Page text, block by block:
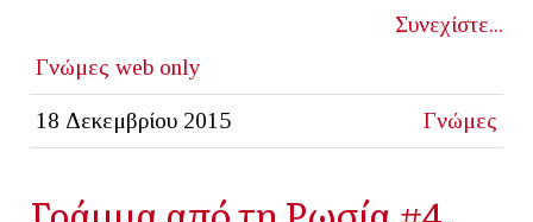
Συνεχίστε...
Γνώμες web only
18 Δεκεμβρίου 2015 Γνώμες